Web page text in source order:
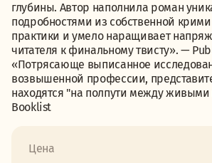
глубины. Автор наполнила роман
подробностями из собственной
практики и умело наращивает
читателя к финальному твисту». —
«Потрясающе выписанное
возвышенной профессии,
находятся "на полпути между
Booklist
Цена